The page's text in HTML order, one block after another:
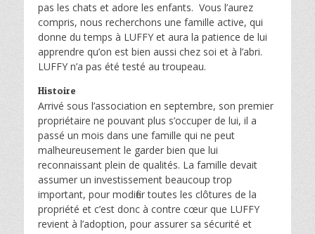
pas les chats et adore les enfants. Vous l’aurez
compris, nous recherchons une famille active, qui
donne du temps à LUFFY et aura la patience de lui
apprendre qu’on est bien aussi chez soi et à l’abri.
LUFFY n’a pas été testé au troupeau.
Histoire
Arrivé sous l’association en septembre, son premier
propriétaire ne pouvant plus s’occuper de lui, il a
passé un mois dans une famille qui ne peut
malheureusement le garder bien que lui
reconnaissant plein de qualités. La famille devait
assumer un investissement beaucoup trop
important, pour modifier toutes les clôtures de la
propriété et c’est donc à contre cœur que LUFFY
revient à l’adoption, pour assurer sa sécurité et